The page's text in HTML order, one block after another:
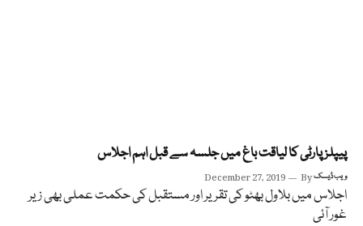
پیپلز پارٹی کا لیاقت باغ میں جلسہ سے قبل اہم اجلاس
December 27, 2019 Byویب ڈیسک
اجلاس میں بلاول بھٹو کی تقریر اور مستقبل کی حکمت عملی بھی زیر
غور آئی